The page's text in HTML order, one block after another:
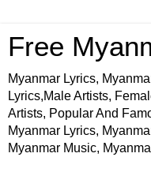
Free
Myanmar Lyrics,
Lyrics,Male Artists,
Artists, Popular And
Myanmar Lyrics,
Myanmar Music,